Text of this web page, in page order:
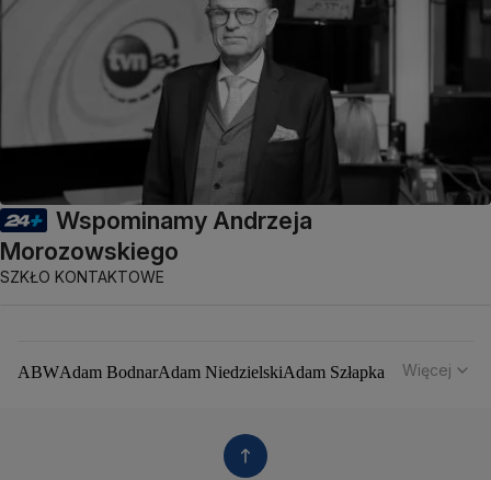
Wspominamy Andrzeja
Morozowskiego
SZKŁO KONTAKTOWE
ABWAdam BodnarAdam NiedzielskiAdam Szłapka
Aleksander Kwaśniewski
Więcej